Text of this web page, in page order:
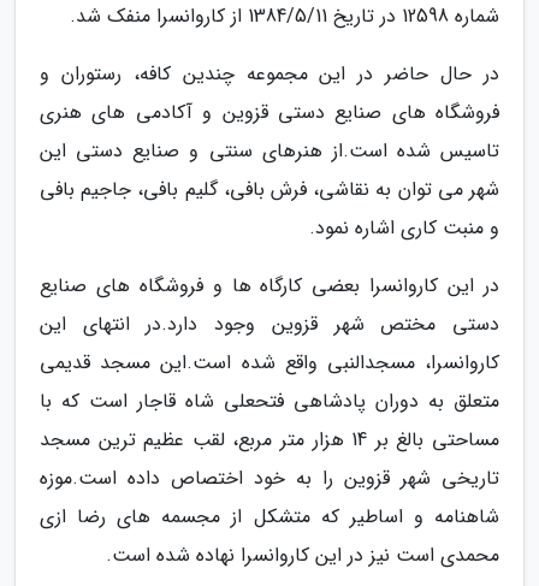
شماره 12598 در تاریخ 1384/5/11 از کاروانسرا منفک شد.
در حال حاضر در این مجموعه چندین کافه، رستوران و
فروشگاه های صنایع دستی قزوین و آکادمی های هنری
تاسیس شده است.از هنرهای سنتی و صنایع دستی این
شهر می توان به نقاشی، فرش بافی، گلیم بافی، جاجیم بافی
و منبت کاری اشاره نمود.
در این کاروانسرا بعضی کارگاه ها و فروشگاه های صنایع
دستی مختص شهر قزوین وجود دارد.در انتهای این
کاروانسرا، مسجدالنبی واقع شده است.این مسجد قدیمی
متعلق به دوران پادشاهی فتحعلی شاه قاجار است که با
مساحتی بالغ بر 14 هزار متر مربع، لقب عظیم ترین مسجد
تاریخی شهر قزوین را به خود اختصاص داده است.موزه
شاهنامه و اساطیر که متشکل از مجسمه های رضا ازی
محمدی است نیز در این کاروانسرا نهاده شده است.